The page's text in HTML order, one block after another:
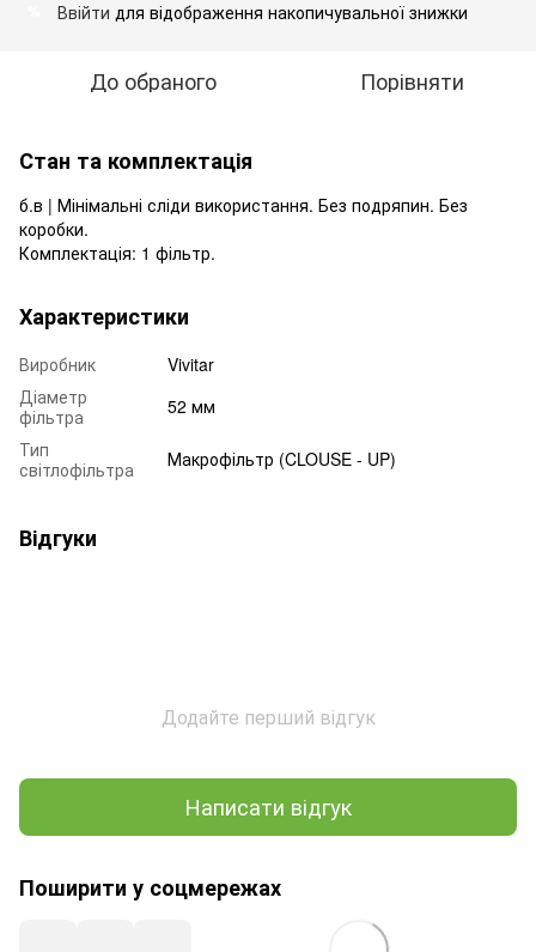
Ввійти для відображення накопичувальної знижки
До обраного Порівняти
Стан та комплектація
б.в | Мінімальні сліди використання. Без подряпин. Без
коробки.
Комплектація: 1 фільтр.
Характеристики
Виробник
Vivitar
Діаметр
фільтра
52 мм
Тип
світлофільтра
Макрофільтр (CLOUSE - UP)
Відгуки
Додайте перший відгук
Написати відгук
Поширити у соцмережах